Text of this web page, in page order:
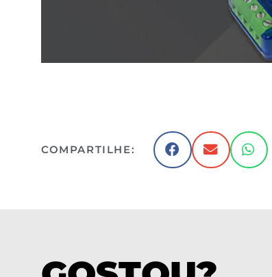
COMPARTILHE: